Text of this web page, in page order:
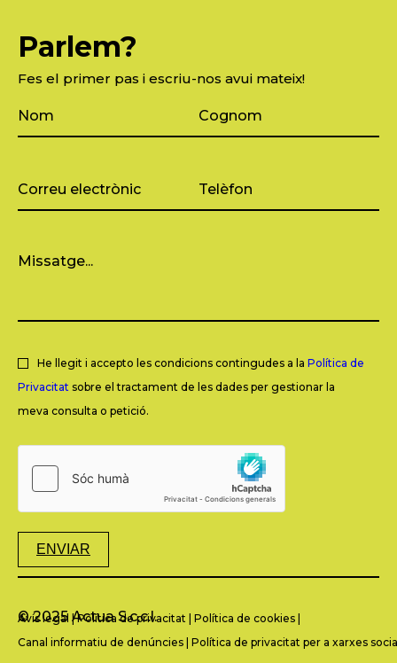
Parlem?
Fes el primer pas i escriu-nos avui mateix!
He llegit i accepto les condicions contingudes a la Política de
Privacitat sobre el tractament de les dades per gestionar la
meva consulta o petició.
ENVIAR
© 2025 Actua S.c.c.l.
Avís legal |Política de privacitat | Política de cookies |
Canal informatiu de denúncies | Política de privacitat per a xarxes